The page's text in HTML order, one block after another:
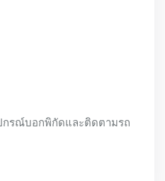
กรณ์บอกพิกัดและติดตามรถ